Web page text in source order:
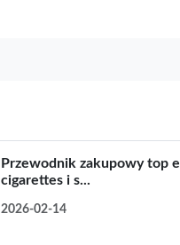
Przewodnik zakupowy top e
cigarettes i s...
2026-02-14